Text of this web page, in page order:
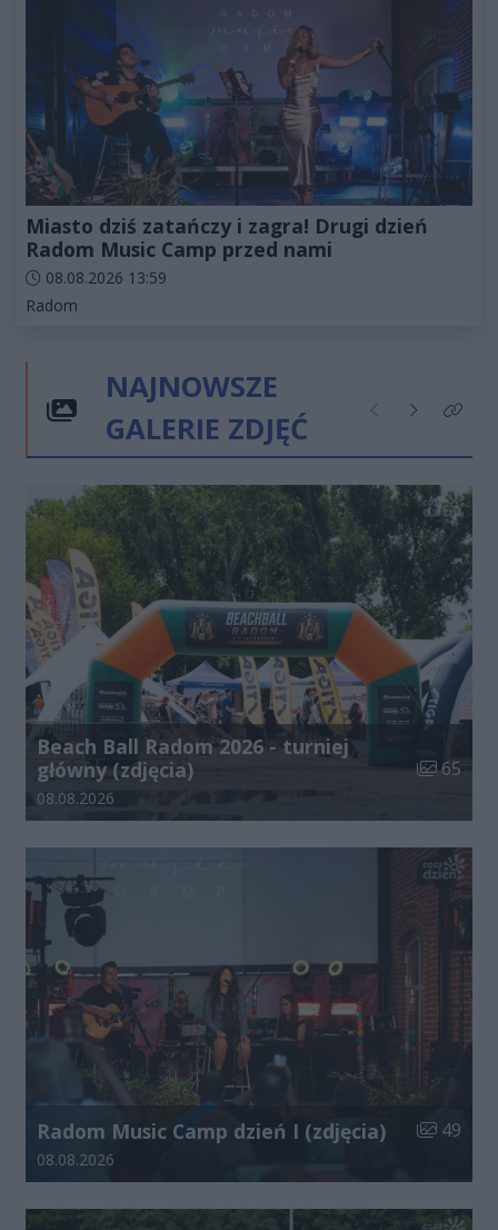
Miasto dziś zatańczy i zagra! Drugi dzień
Radom Music Camp przed nami
Data dodania artykułu:
08.08.2026 13:59
Kategorie artykułu:
Radom
NAJNOWSZE
GALERIE ZDJĘĆ
Poprzednie
NastępneKliknij
Beach Ball Radom 2026 - turniej
główny (zdjęcia)
Liczba
65
Data dodania galerii:
08.08.2026
Radom Music Camp dzień I (zdjęcia) Liczba
49
Data dodania galerii:
08.08.2026